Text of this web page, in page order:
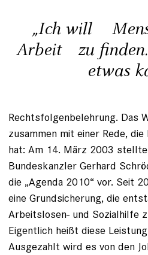
„Ich will
Arbeit zu
etwas
Rechtsfolgenbelehrung. Das
zusammen mit einer Rede,
hat: Am 14. März 2003
Bundeskanzler Gerhard
die „Agenda 2010“ vor. Seit
eine Grundsicherung, die
Arbeitslosen- und Sozialhilfe
Eigentlich heißt diese
Ausgezahlt wird es von den